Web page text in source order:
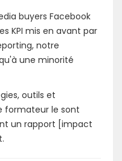
buyers Facebook
KPI mis en avant par
notre
une minorité
outils et
formateur le sont
un rapport [impact